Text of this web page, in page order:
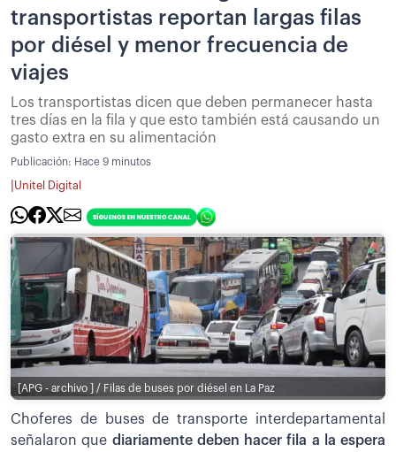
transportistas reportan largas filas
por diésel y menor frecuencia de
viajes
Los transportistas dicen que deben permanecer hasta
tres días en la fila y que esto también está causando un
gasto extra en su alimentación
Publicación: Hace 9 minutos
Unitel Digital
[APG - archivo ] / Filas de buses por diésel en La Paz
Choferes de buses de transporte interdepartamental
señalaron que diariamente deben hacer fila a la espera